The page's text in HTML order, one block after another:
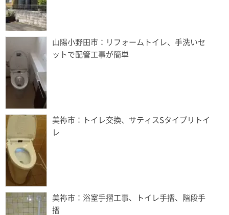
山陽小野田市：リフォームトイレ、手洗いセ
ットで配管工事が簡単
美祢市：トイレ交換、サティスSタイプリトイ
レ
美祢市：浴室手摺工事、トイレ手摺、階段手
摺